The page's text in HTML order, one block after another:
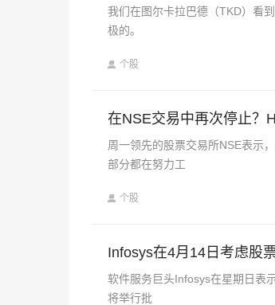
我们在图尔卡拉巴德（TKD）看
极的。
个股
在NSE交易中再次停止？
周一领先的股票交易所NSE表示
部分都在努力工
个股
Infosys在4月14日考虑股
软件服务巨头Infosys在星期日表
将举行批